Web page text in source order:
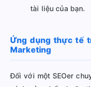
tài liệu của bạn.
Ứng dụng thực tế
Marketing
Đối với một SEOer